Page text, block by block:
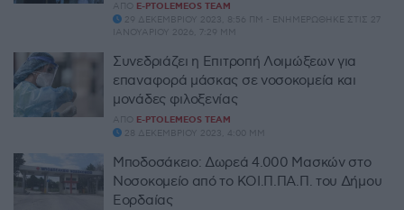
ΑΠΌ E-PTOLEMEOS TEAM
29 ΔΕΚΕΜΒΡΊΟΥ 2023, 8:56 ΠΜ - ΕΝΗΜΕΡΏΘΗΚΕ ΣΤΙΣ 27
ΙΑΝΟΥΑΡΊΟΥ 2026, 7:29 ΜΜ
Συνεδριάζει η Επιτροπή Λοιμώξεων για
επαναφορά μάσκας σε νοσοκομεία και
μονάδες φιλοξενίας
ΑΠΌ E-PTOLEMEOS TEAM
28 ΔΕΚΕΜΒΡΊΟΥ 2023, 4:00 ΜΜ
Μποδοσάκειο: Δωρεά 4.000 Μασκών στο
Νοσοκομείο από το ΚΟΙ.Π.ΠΑ.Π. του Δήμου
Εορδαίας